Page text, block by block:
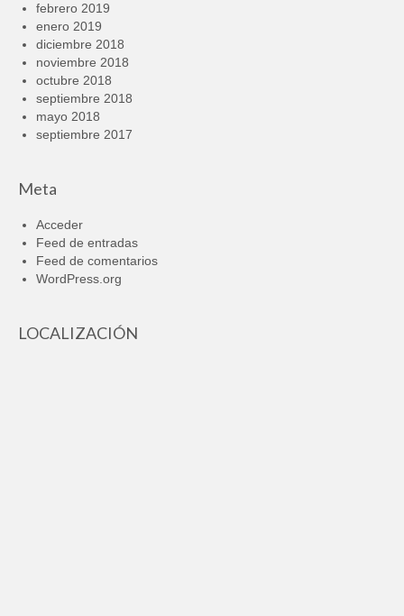
febrero 2019
enero 2019
diciembre 2018
noviembre 2018
octubre 2018
septiembre 2018
mayo 2018
septiembre 2017
Meta
Acceder
Feed de entradas
Feed de comentarios
WordPress.org
LOCALIZACIÓN